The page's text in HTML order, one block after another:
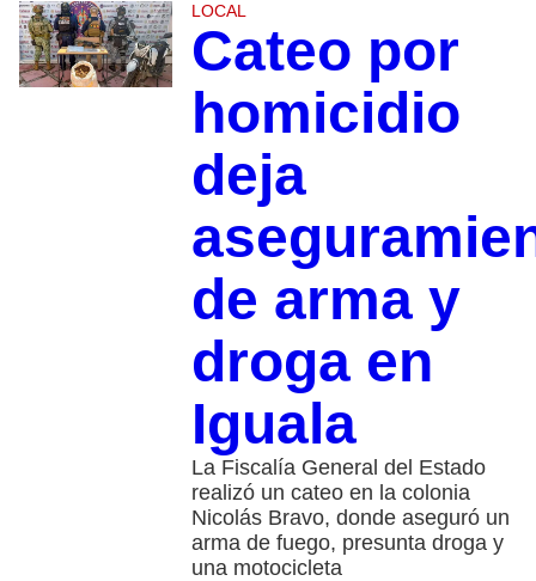
LOCAL
Cateo por
homicidio
deja
de arma y
droga en
Iguala
La Fiscalía General del Estado
realizó un cateo en la colonia
Nicolás Bravo, donde aseguró un
arma de fuego, presunta droga y
una motocicleta